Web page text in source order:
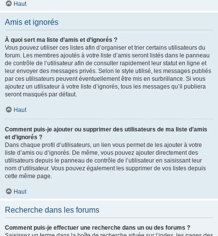
Haut
Amis et ignorés
À quoi sert ma liste d’amis et d’ignorés ?
Vous pouvez utiliser ces listes afin d’organiser et trier certains utilisateurs du
forum. Les membres ajoutés à votre liste d’amis seront listés dans le panneau
de contrôle de l’utilisateur afin de consulter rapidement leur statut en ligne et
leur envoyer des messages privés. Selon le style utilisé, les messages publiés
par ces utilisateurs peuvent éventuellement être mis en surbrillance. Si vous
ajoutez un utilisateur à votre liste d’ignorés, tous les messages qu’il publiera
seront masqués par défaut.
Haut
Comment puis-je ajouter ou supprimer des utilisateurs de ma liste d’amis
et d’ignorés ?
Dans chaque profil d’utilisateurs, un lien vous permet de les ajouter à votre
liste d’amis ou d’ignorés. De même, vous pouvez ajouter directement des
utilisateurs depuis le panneau de contrôle de l’utilisateur en saisissant leur
nom d’utilisateur. Vous pouvez également les supprimer de vos listes depuis
cette même page.
Haut
Recherche dans les forums
Comment puis-je effectuer une recherche dans un ou des forums ?